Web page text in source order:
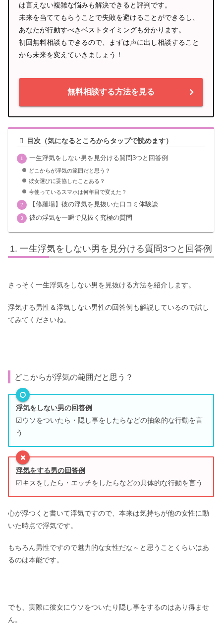
は言えない複雑な悩みも解決できると評判です。
未来を当ててもらうことで失敗を避けることができるし、
あなたが行動すべきベストタイミングも分かります。
初回無料相談もできるので、まずは声に出し相談すること
から未来を変えていきましょう！
無料相談する方法を見る
目次（気になるところからタップで読めます）
一生浮気をしない男を見分ける質問3つと回答例
どこからが浮気の範囲だと思う？
彼女選びに妥協したことある？
今使っているスマホは何年目で変えた？
【修羅場】彼の浮気を見抜いた口コミ体験談
彼の浮気を一瞬で見抜く究極の質問
一生浮気をしない男を見分ける質問3つと回答例
さっそく一生浮気をしない男を見抜ける方法を紹介します。
浮気する男性＆浮気しない男性の回答例も解説しているので試し
てみてくださいね。
どこからが浮気の範囲だと思う？
浮気をしない男の回答例
☑ウソをついたら・隠し事をしたらなどの抽象的な行動を言
う
浮気をする男の回答例
☑キスをしたら・エッチをしたらなどの具体的な行動を言う
心が浮つくと書いて浮気ですので、本来は気持ちが他の女性に動
いた時点で浮気です。
もちろん男性ですので魅力的な女性だな～と思うことくらいはあ
るのは本能です。
でも、実際に彼女にウソをついたり隠し事をするのはあり得ませ
ん。